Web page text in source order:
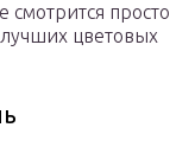
просто
цветовых